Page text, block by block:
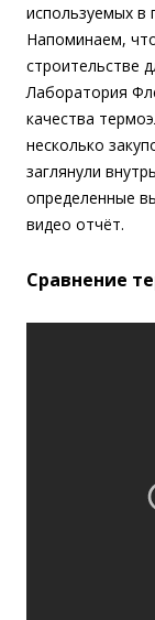
используемых в
Напоминаем,
строительстве
Лаборатория
качества
несколько
заглянули
определенные
видео отчёт.
Сравнение